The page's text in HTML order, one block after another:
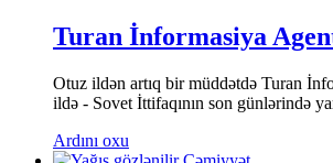
Turan İnformasiya
Otuz ildən artıq bir müddətdə Turan
ildə - Sovet İttifaqının son günlərində
Ardını oxu